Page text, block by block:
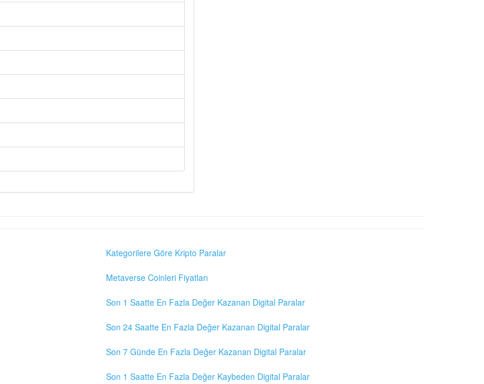
Kategorilere Göre Kripto Paralar
Metaverse Coinleri Fiyatları
Son 1 Saatte En Fazla Değer Kazanan Digital Paralar
Son 24 Saatte En Fazla Değer Kazanan Digital Paralar
Son 7 Günde En Fazla Değer Kazanan Digital Paralar
Son 1 Saatte En Fazla Değer Kaybeden Digital Paralar